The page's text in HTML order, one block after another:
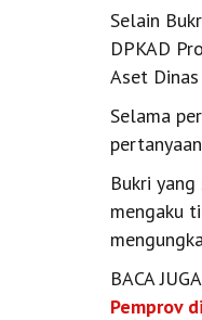
Selain
DPKAD
Aset
Selama
Bukri
mengaku
BACA
Pemprov